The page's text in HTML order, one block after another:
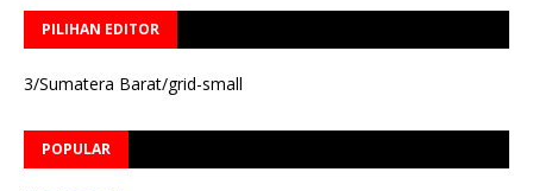
PILIHAN EDITOR
3/Sumatera Barat/grid-small
POPULAR